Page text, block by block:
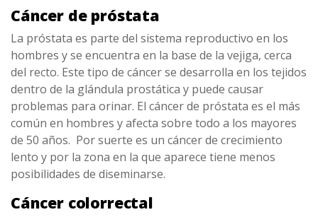
Cáncer de próstata
La próstata es parte del sistema reproductivo en los
hombres y se encuentra en la base de la vejiga, cerca
del recto. Este tipo de cáncer se desarrolla en los tejidos
dentro de la glándula prostática y puede causar
problemas para orinar. El cáncer de próstata es el más
común en hombres y afecta sobre todo a los mayores
de 50 años. Por suerte es un cáncer de crecimiento
lento y por la zona en la que aparece tiene menos
posibilidades de diseminarse.
Cáncer colorrectal